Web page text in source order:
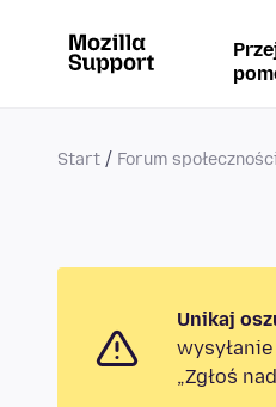
Start Forum społeczności
Unikaj
„Zgłoś